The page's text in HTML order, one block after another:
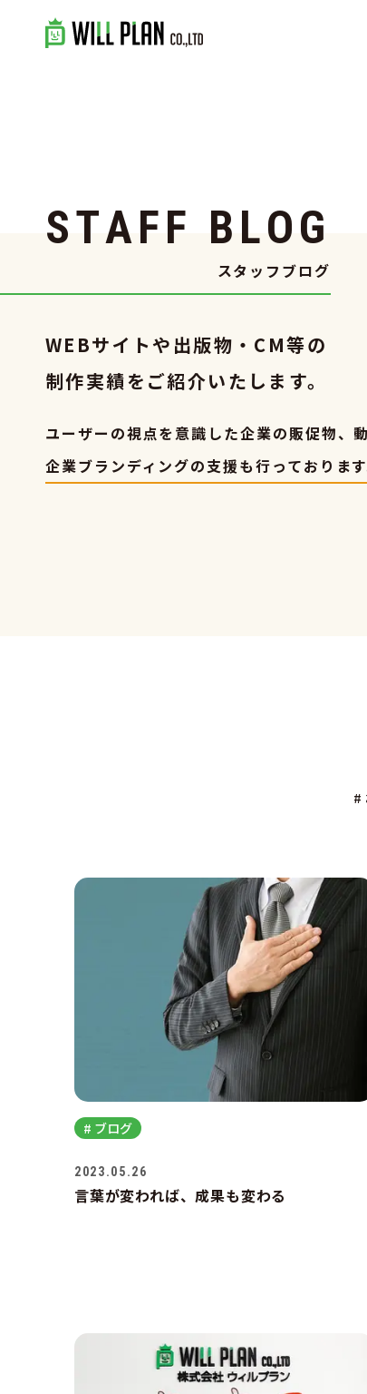
STAFF BLOG
スタッフブログ
WEBサイトや出版物・CM等の
制作実績をご紹介いたします。
ユーザーの視点を意識した企業の販促物、
企業ブランディングの支援も行っております
#
# ブログ
2023.05.26
言葉が変われば、成果も変わる